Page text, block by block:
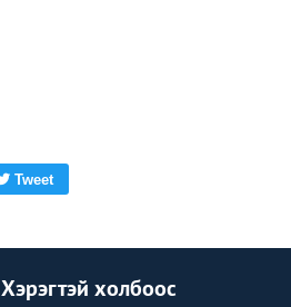
Tweet
Хэрэгтэй холбоос